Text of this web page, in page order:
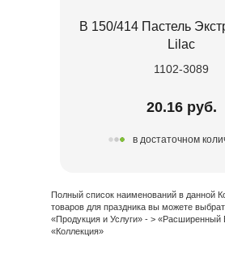
В 150/414 Пастель
Lilac
1102-3089
20.16 руб.
в достаточном
Полный список наименований в данной
товаров для праздника вы можете
«Продукция и Услуги» - >
«Коллекция»